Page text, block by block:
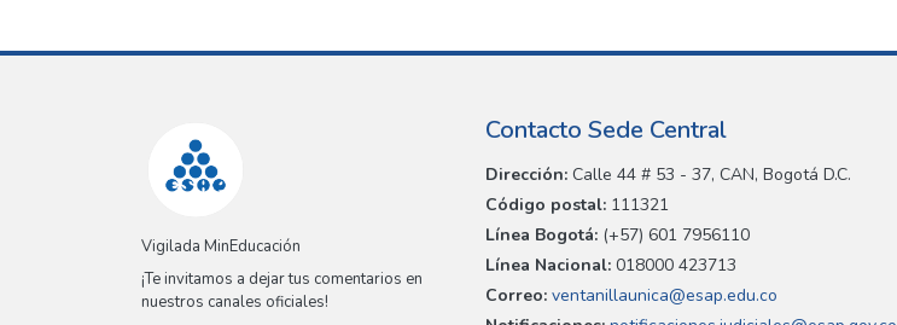
Vigilada MinEducación
¡Te invitamos a dejar tus comentarios en
nuestros canales oficiales!
Contacto Sede Central
Dirección: Calle 44 # 53 - 37, CAN, Bogotá D.C.
Código postal: 111321
Línea Bogotá: (+57) 601 7956110
Línea Nacional: 018000 423713
Correo: ventanillaunica@esap.edu.co